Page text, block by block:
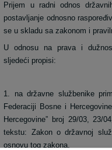
Prijem u radni odnos
postavljanje odnosno
se u skladu sa zakonom i
U odnosu na prava i
sljedeći propisi:
1. na državne službenike
Federaciji Bosne i
Hercegovine” broj 29/03, 23/
tekstu: Zakon o državnoj
osnovu tog zakona,